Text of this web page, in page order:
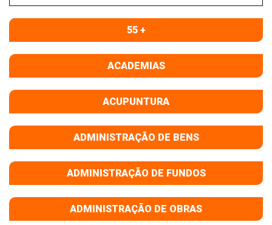
55 +
ACADEMIAS
ACUPUNTURA
ADMINISTRAÇÃO DE BENS
ADMINISTRAÇÃO DE FUNDOS
ADMINISTRAÇÃO DE OBRAS